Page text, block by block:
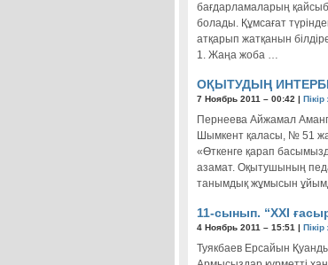
бағдарламаларың
болады. Құмсағат
атқарып жатқанын
1. Жаңа жоба …
ОҚЫТУДЫҢ
7 Ноябрь 2011 – 00:42 |
Пернеева Айжамал
Шымкент қаласы, № 51
«Өткенге қарап
азамат. Оқытушының
танымдық жұмысын
11-сынып. “ХХІ
4 Ноябрь 2011 – 15:51 |
Туякбаев Ерсайын